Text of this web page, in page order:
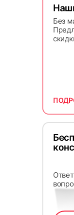
Без